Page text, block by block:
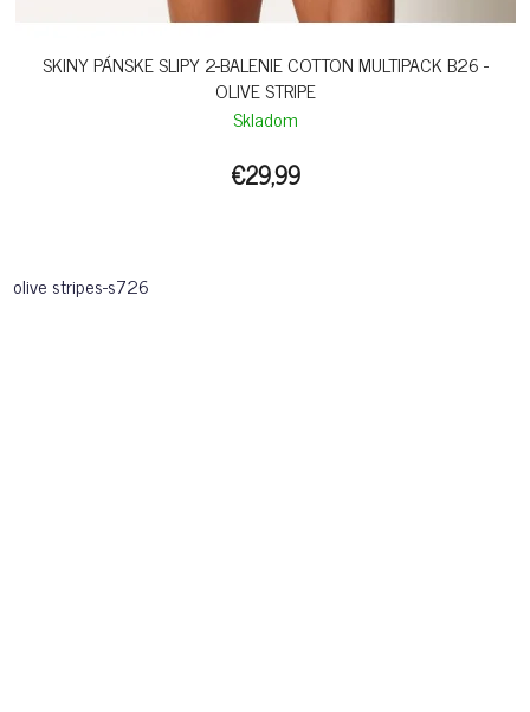
SKINY PÁNSKE SLIPY 2-BALENIE COTTON MULTIPACK B26 -
OLIVE STRIPE
Skladom
€29,99
olive stripes-s726